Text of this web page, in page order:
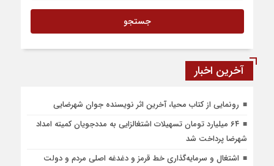
آخرین اخبار
رونمایی از کتاب محیا، آخرین اثر نویسنده جوان شهرضایی
۶۴ میلیارد تومان تسهیلات اشتغالزایی به مددجویان کمیته امداد
شهرضا پرداخت شد
اشتغال و سرمایه‌گذاری خط قرمز و دغدغه اصلی مردم و دولت